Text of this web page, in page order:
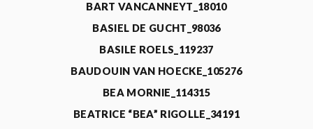
BART VANCANNEYT_18010
BASIEL DE GUCHT_98036
BASILE ROELS_119237
BAUDOUIN VAN HOECKE_105276
BEA MORNIE_114315
BEATRICE “BEA” RIGOLLE_34191